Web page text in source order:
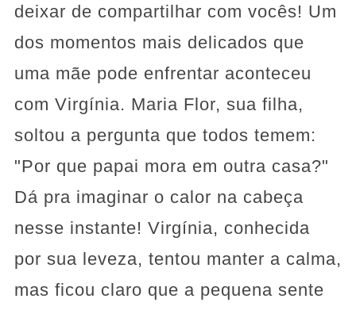
deixar de compartilhar com vocês! Um
dos momentos mais delicados que
uma mãe pode enfrentar aconteceu
com Virgínia. Maria Flor, sua filha,
soltou a pergunta que todos temem:
"Por que papai mora em outra casa?"
Dá pra imaginar o calor na cabeça
nesse instante! Virgínia, conhecida
por sua leveza, tentou manter a calma,
mas ficou claro que a pequena sente